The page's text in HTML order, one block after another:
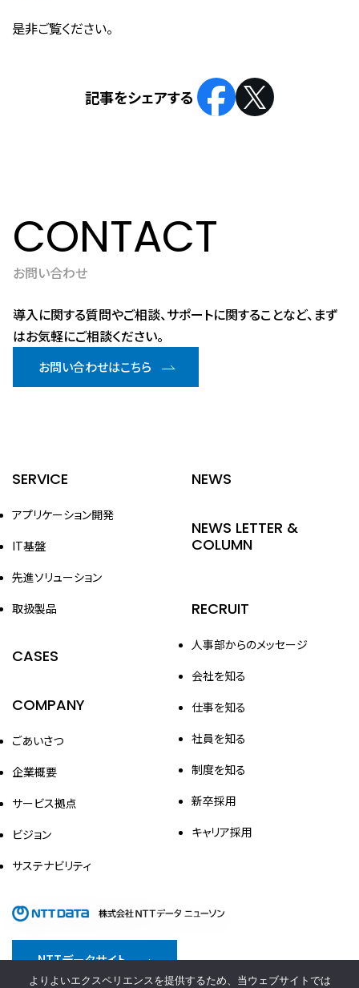
是非ご覧ください。
CONTACT
お問い合わせ
導入に関する質問やご相談、サポートに関することなど、まず
はお気軽にご相談ください。
お問い合わせはこちら
SERVICE
アプリケーション開発
IT基盤
先進ソリューション
取扱製品
CASES
COMPANY
ごあいさつ
企業概要
サービス拠点
ビジョン
サステナビリティ
NEWS
NEWS LETTER &
COLUMN
RECRUIT
人事部からのメッセージ
会社を知る
仕事を知る
社員を知る
制度を知る
新卒採用
キャリア採用
NTTデータサイト
情報セキュリティ方針 プライバシーポリシー
よりよいエクスペリエンスを提供するため、当ウェブサイトでは